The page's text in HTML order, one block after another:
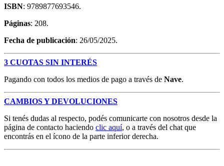
ISBN: 9789877693546.
Páginas: 208.
Fecha de publicación: 26/05/2025.
3 CUOTAS SIN INTERÉS
Pagando con todos los medios de pago a través de Nave.
CAMBIOS Y DEVOLUCIONES
Si tenés dudas al respecto, podés comunicarte con nosotros desde la
página de contacto haciendo clic aquí, o a través del chat que
encontrás en el ícono de la parte inferior derecha.